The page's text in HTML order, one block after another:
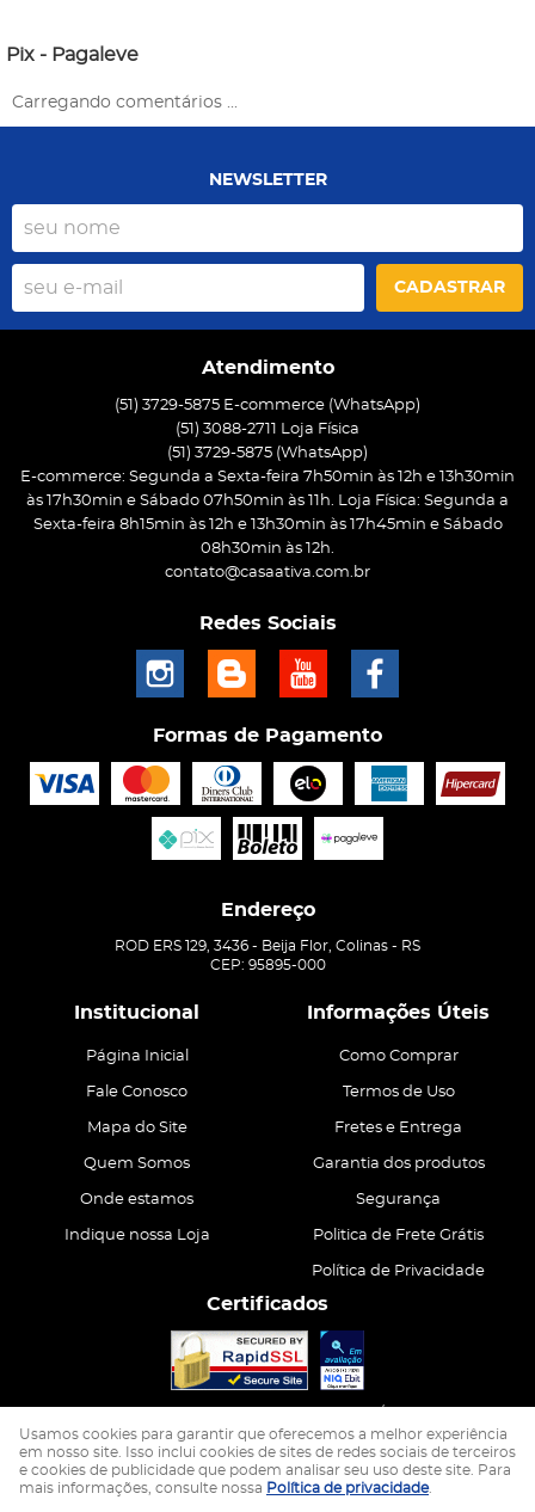
Pix - Pagaleve
Carregando comentários ...
NEWSLETTER
CADASTRAR
Atendimento
(51) 3729-5875 E-commerce (WhatsApp)
(51) 3088-2711 Loja Física
(51) 3729-5875 (WhatsApp)
E-commerce: Segunda a Sexta-feira 7h50min às 12h e 13h30min
às 17h30min e Sábado 07h50min às 11h. Loja Física: Segunda a
Sexta-feira 8h15min às 12h e 13h30min às 17h45min e Sábado
08h30min às 12h.
contato@casaativa.com.br
Redes Sociais
Formas de Pagamento
Endereço
ROD ERS 129, 3436 - Beija Flor, Colinas - RS
CEP: 95895-000
Institucional
Página Inicial
Fale Conosco
Mapa do Site
Quem Somos
Onde estamos
Indique nossa Loja
Informações Úteis
Como Comprar
Termos de Uso
Fretes e Entrega
Garantia dos produtos
Segurança
Politica de Frete Grátis
Política de Privacidade
Certificados
LOJA VIRTUAL CRIADA POR
Usamos cookies para garantir que oferecemos a melhor experiência
em nosso site. Isso inclui cookies de sites de redes sociais de terceiros
e cookies de publicidade que podem analisar seu uso deste site. Para
mais informações, consulte nossa Política de privacidade.